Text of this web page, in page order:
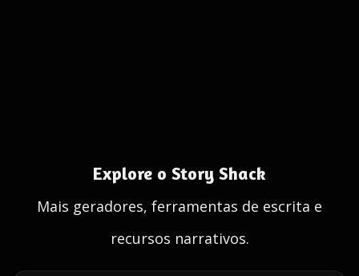
Explore o Story Shack
Mais geradores, ferramentas de escrita e
recursos narrativos.